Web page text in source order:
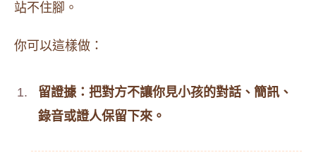
站不住腳。
你可以這樣做：
留證據：把對方不讓你見小孩的對話、簡訊、
錄音或證人保留下來。